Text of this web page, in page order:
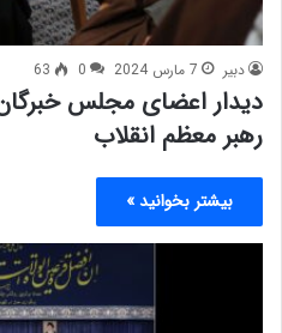
دبیر 7 مارس 2024 0
63
دیدار اعضای مجلس
رهبر معظم انقلاب
بیشتر بخوانید »